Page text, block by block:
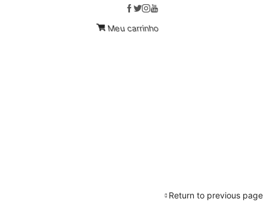
Compre Hoje!
Meu carrinho
Return to previous page